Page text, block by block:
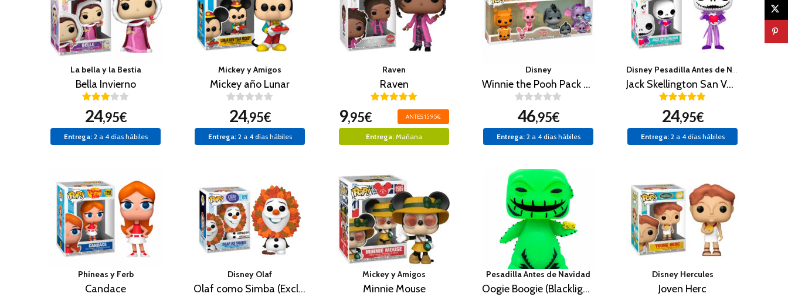
La bella y la Bestia
Bella Invierno
24,95€
Entrega:2 a 4 días hábiles
Mickey y Amigos
Mickey año Lunar
24,95€
Entrega:2 a 4 días hábiles
Raven
Raven
9,95€ ANTES 15,95€
Entrega: Mañana
Disney
Winnie the Pooh Pack 4 (Exclusivo)
46,95€
Entrega:2 a 4 días hábiles
Disney Pesadilla Antes de Navidad
Jack Skellington San Valentin
24,95€
Entrega:2 a 4 días hábiles
Phineas y Ferb
Candace
Disney Olaf
Olaf como Simba (Exclusivo)
Mickey y Amigos
Minnie Mouse
Pesadilla Antes de Navidad
Oogie Boogie (Blacklight)
Disney Hercules
Joven Herc